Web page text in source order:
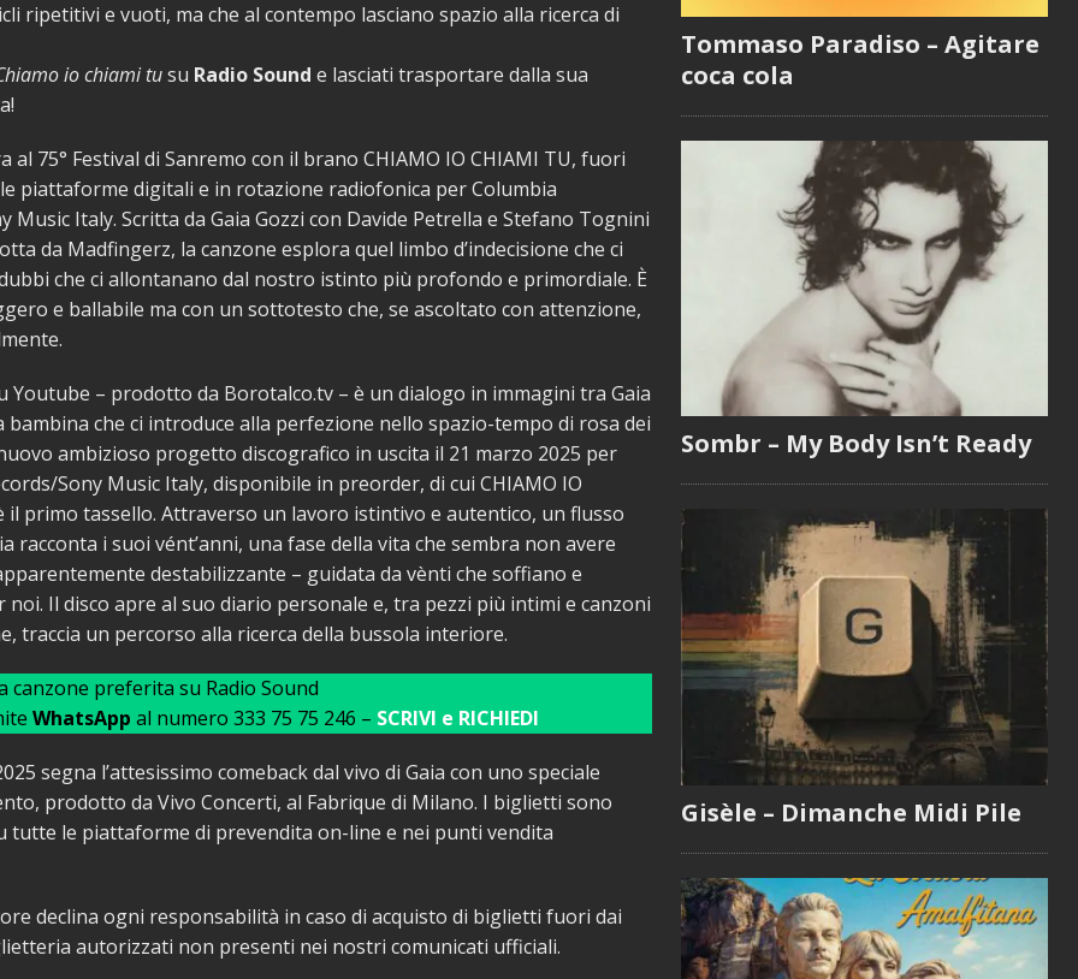
ripetitivi e vuoti, ma che al contempo lasciano spazio alla ricerca di
io chiami tusu Radio Sound e lasciati trasportare dalla sua
al 75° Festival di Sanremo con il brano CHIAMO IO CHIAMI TU, fuori
piattaforme digitali e in rotazione radiofonica per Columbia
Music Italy. Scritta da Gaia Gozzi con Davide Petrella e Stefano Tognini
da Madfingerz, la canzone esplora quel limbo d’indecisione che ci
che ci allontanano dal nostro istinto più profondo e primordiale. È
e ballabile ma con un sottotesto che, se ascoltato con attenzione,
Youtube – prodotto da Borotalco.tv – è un dialogo in immagini tra Gaia
bambina che ci introduce alla perfezione nello spazio-tempo di rosa dei
ambizioso progetto discografico in uscita il 21 marzo 2025 per
Sony Music Italy, disponibile in preorder, di cui CHIAMO IO
il primo tassello. Attraverso un lavoro istintivo e autentico, un flusso
racconta i suoi vént’anni, una fase della vita che sembra non avere
destabilizzante – guidata da vènti che soffiano e
noi. Il disco apre al suo diario personale e, tra pezzi più intimi e canzoni
traccia un percorso alla ricerca della bussola interiore.
canzone preferita su Radio Sound
WhatsApp al numero 333 75 75 246 – SCRIVI e RICHIEDI
segna l’attesissimo comeback dal vivo di Gaia con uno speciale
prodotto da Vivo Concerti, al Fabrique di Milano. I biglietti sono
tutte le piattaforme di prevendita on-line e nei punti vendita
declina ogni responsabilità in caso di acquisto di biglietti fuori dai
autorizzati non presenti nei nostri comunicati ufficiali.
Tommaso Paradiso – Agitare
coca cola
Sombr – My Body Isn’t Ready
Gisèle – Dimanche Midi Pile